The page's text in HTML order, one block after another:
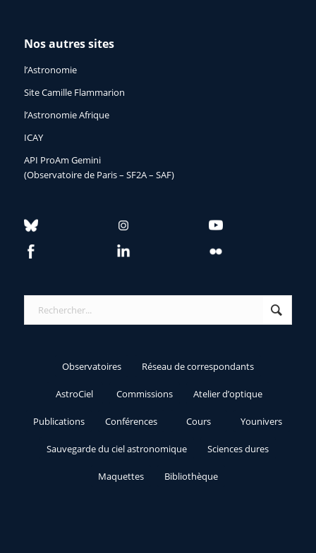
Nos autres sites
l’Astronomie
Site Camille Flammarion
l’Astronomie Afrique
ICAY
API ProAm Gemini
(Observatoire de Paris – SF2A – SAF)
Observatoires Réseau de correspondants
AstroCiel Commissions Atelier d’optique
Publications Conférences Cours Younivers
Sauvegarde du ciel astronomique Sciences dures
Maquettes Bibliothèque